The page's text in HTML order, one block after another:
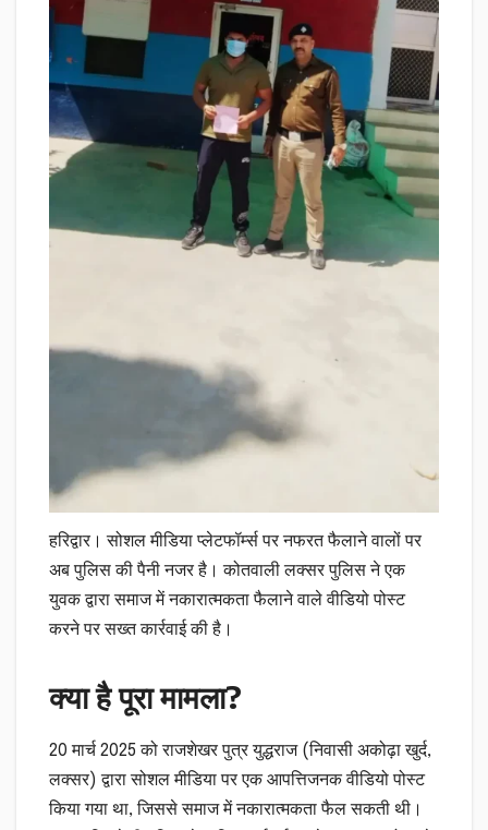
हरिद्वार। सोशल मीडिया प्लेटफॉर्म्स पर नफरत फैलाने वालों पर
अब पुलिस की पैनी नजर है। कोतवाली लक्सर पुलिस ने एक
युवक द्वारा समाज में नकारात्मकता फैलाने वाले वीडियो पोस्ट
करने पर सख्त कार्रवाई की है।
क्या है पूरा मामला?
20 मार्च 2025 को राजशेखर पुत्र युद्धराज (निवासी अकोढ़ा खुर्द,
लक्सर) द्वारा सोशल मीडिया पर एक आपत्तिजनक वीडियो पोस्ट
किया गया था, जिससे समाज में नकारात्मकता फैल सकती थी।